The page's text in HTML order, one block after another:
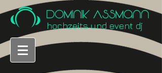
hochzeits und event dj